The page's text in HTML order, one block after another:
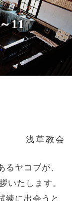
11
浅草教会
るヤコブが、
いたします。
練に出会うと